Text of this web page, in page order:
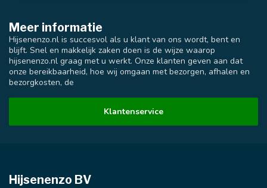
Meer informatie
Hijsenenzo.nl is succesvol als u klant van ons wordt, bent en
blijft. Snel en makkelijk zaken doen is de wijze waarop
hijsenenzo.nl graag met u werkt. Onze klanten geven aan dat
onze bereikbaarheid, hoe wij omgaan met bezorgen, afhalen en
bezorgkosten, de
Klantenservice
Hijsenenzo BV